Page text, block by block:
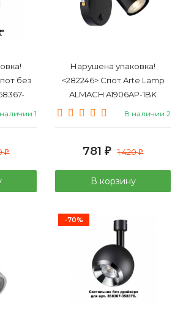
без
038
1
₽
Нарушена упаковка!
<282246> Спот Arte Lamp
ALMACH A1906AP-1BK
В наличии 2
781 ₽ 1 420₽
В корзину
-70%